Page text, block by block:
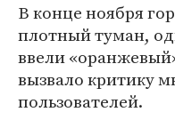
В конце ноября
плотный туман,
ввели
вызвало критику
пользователей.